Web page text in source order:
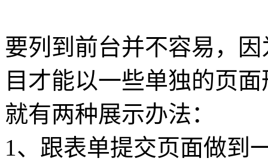
要列到前台并不容易，
目才能以一些单独的页
就有两种展示办法：
1、跟表单提交页面做到